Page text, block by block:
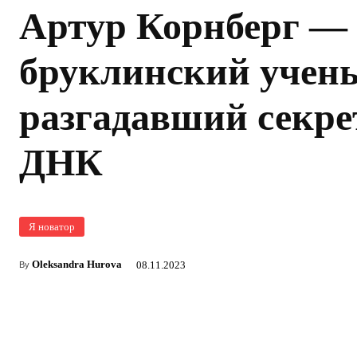
Артур Корнберг —
бруклинский
разгадавший
ДНК
Я новатор
By Oleksandra Hurova 08.11.2023